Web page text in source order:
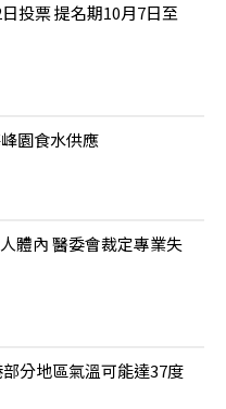
投票 提名期10月7日至
園食水供應
體內 醫委會裁定專業失
分地區氣溫可能達37度